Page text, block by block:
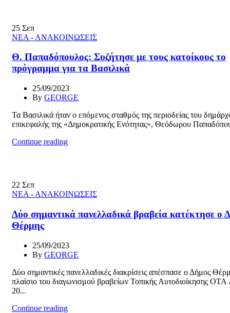
25 Σεπ
ΝΕΑ - ΑΝΑΚΟΙΝΩΣΕΙΣ
Θ. Παπαδόπουλος: Συζήτησε με τους κατοίκους το
πρόγραμμα για τα Βασιλικά
25/09/2023
By GEORGE
Τα Βασιλικά ήταν ο επόμενος σταθμός της περιοδείας του
επικεφαλής της «Δημοκρατικής Ενότητας», Θεόδωρου
Continue reading
22 Σεπ
ΝΕΑ - ΑΝΑΚΟΙΝΩΣΕΙΣ
Δύο σημαντικά πανελλαδικά βραβεία κατέκτησε ο
Θέρμης
25/09/2023
By GEORGE
Δύο σημαντικές πανελλαδικές διακρίσεις απέσπασε ο Δήμος
πλαίσιο του διαγωνισμού βραβείων Τοπικής Αυτοδιοίκησης
20...
Continue reading